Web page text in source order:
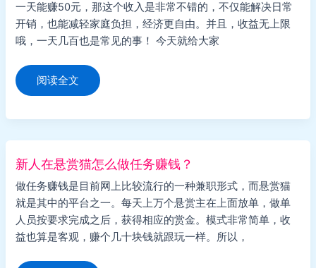
一天能赚50元，那这个收入是非常不错的，不仅能解决日常
开销，也能减轻家庭负担，经济更自由。并且，收益无上限
哦，一天几百也是常见的事！ 今天就给大家
学
生
一
赚
的
谱
软
件
有
哪
些？
阅读全文
新人在悬赏猫怎么做任务赚钱？
做任务赚钱是目前网上比较流行的一种兼职形式，而悬赏猫
就是其中的平台之一。每天上万个悬赏主在上面放单，做单
人员按要求完成之后，获得相应的赏金。模式非常简单，收
益也算是客观，赚个几十块钱就跟玩一样。所以，